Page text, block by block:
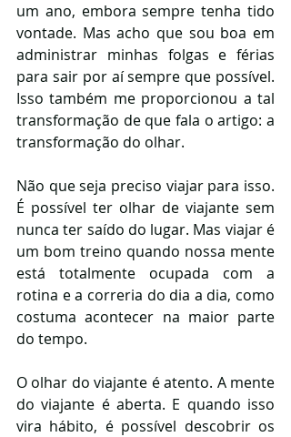
um ano, embora sempre tenha tido
vontade. Mas acho que sou boa em
administrar minhas folgas e férias
para sair por aí sempre que possível.
Isso também me proporcionou a tal
transformação de que fala o artigo: a
transformação do olhar.
Não que seja preciso viajar para isso.
É possível ter olhar de viajante sem
nunca ter saído do lugar. Mas viajar é
um bom treino quando nossa mente
está totalmente ocupada com a
rotina e a correria do dia a dia, como
costuma acontecer na maior parte
do tempo.
O olhar do viajante é atento. A mente
do viajante é aberta. E quando isso
vira hábito, é possível descobrir os